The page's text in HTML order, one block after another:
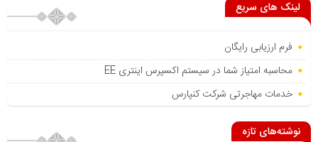
لینک های سریع
فرم ارزیابی رایگان
محاسبه امتیاز شما در سیستم اکسپرس اینتری EE
خدمات مهاجرتی شرکت کنپارس
نوشته‌های تازه